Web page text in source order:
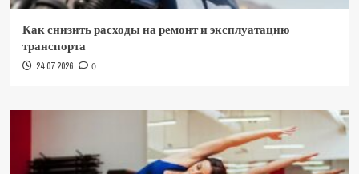
Как снизить расходы на ремонт и эксплуатацию
транспорта
24.07.2026 0